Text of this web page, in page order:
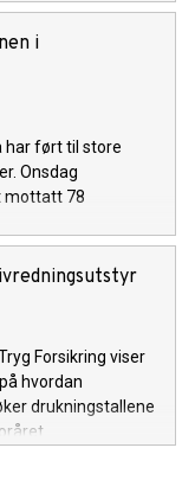
i
har ført til store
Onsdag
mottatt 78
Forsikring viser
hvordan
drukningstallene